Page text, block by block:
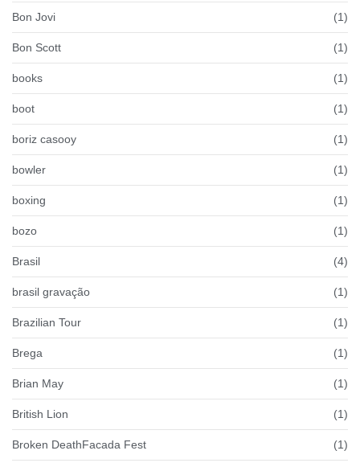
Bon Jovi (1)
Bon Scott (1)
books (1)
boot (1)
boriz casooy (1)
bowler (1)
boxing (1)
bozo (1)
Brasil (4)
brasil gravação (1)
Brazilian Tour (1)
Brega (1)
Brian May (1)
British Lion (1)
Broken DeathFacada Fest (1)